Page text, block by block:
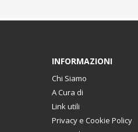
INFORMAZIONI
Chi Siamo
A Cura di
Link utili
Privacy e Cookie Policy